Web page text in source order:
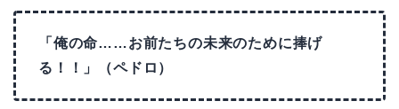
「俺の命……お前たちの未来のために捧げ
る！！」（ペドロ）